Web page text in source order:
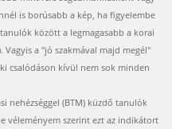
is borúsabb a kép, ha figyelembe
között a legmagasabb a korai
Vagyis a "jó szakmával majd megél"
csalódáson kívül nem sok minden
nehézséggel (BTM) küzdő tanulók
véleményem szerint ezt az indikátort